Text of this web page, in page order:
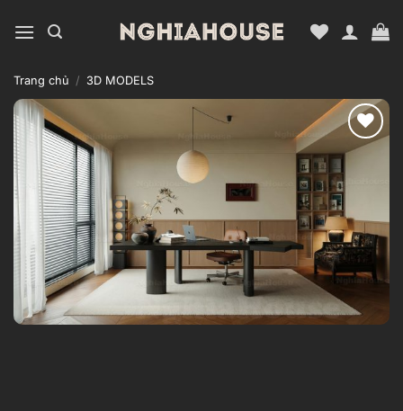
qua
dung
Trang chủ / 3D MODELS
Add to
wishlist